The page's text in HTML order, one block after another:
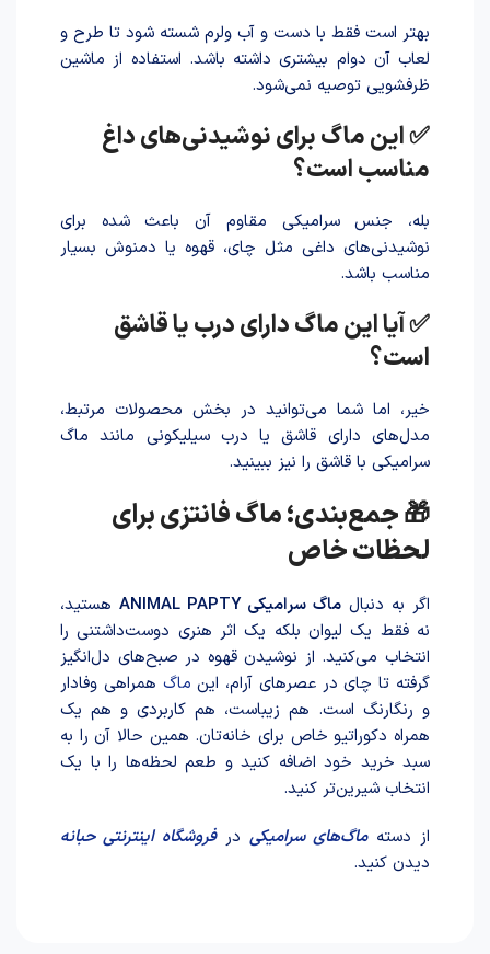
بهتر است فقط با دست و آب ولرم شسته شود تا طرح و
لعاب آن دوام بیشتری داشته باشد. استفاده از ماشین
ظرفشویی توصیه نمی‌شود.
✅ این ماگ برای نوشیدنی‌های داغ
مناسب است؟
بله، جنس سرامیکی مقاوم آن با‌عث شد‌ه برای
نوشیدنی‌های داغی مثل چای، قهوه یا دمنوش بسیار
مناسب باشد.
✅ آیا این ماگ دارای درب یا قاشق
است؟
خیر، اما شما می‌توانید در بخش محصولات مرتبط،
مدل‌های دارای قاشق یا درب سیلیکونی مانند ماگ
سرامیکی با قاشق را نیز ببینید.
🎁 جمع‌بندی؛ ماگ فانتزی برای
لحظات خاص
اگر به دنبال ماگ سرامیکی ANIMAL PAPTY
هستید،
نه فقط یک لیوان بلکه یک اثر هنری دوست‌داشتنی را
انتخاب می‌کنید. از نوشید‌‌ن قهوه در صبح‌های دل‌انگیز
گرفته تا چای در عصرهای آرام، این ماگ همراهی وفادار
و رنگارنگ است. هم زیباست، هم کاربردی و هم یک
همراه دکوراتیو خاص برای خانه‌تان. همین حالا آن را به
سبد خرید خود اضافه کنید و طعم لحظه‌ها را با یک
انتخاب شیرین‌تر کنید.
از دستهماگ‌های سرامیکیدرفروشگاه اینترنتی حبانه
دیدن کنید.